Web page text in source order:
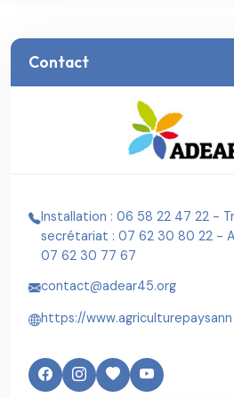
Contact
Installation : 06 58 22 47 22 -
secrétariat : 07 62 30 80 22 -
07 62 30 77 67
contact@adear45.org
https://www.agriculturepaysann